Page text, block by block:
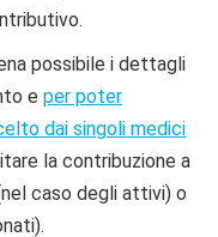
possibile i dettagli
e per poter
dai singoli medici
la contribuzione a
caso degli attivi) o